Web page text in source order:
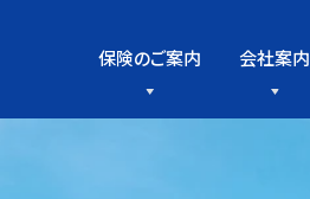
保険のご案内 会社案内